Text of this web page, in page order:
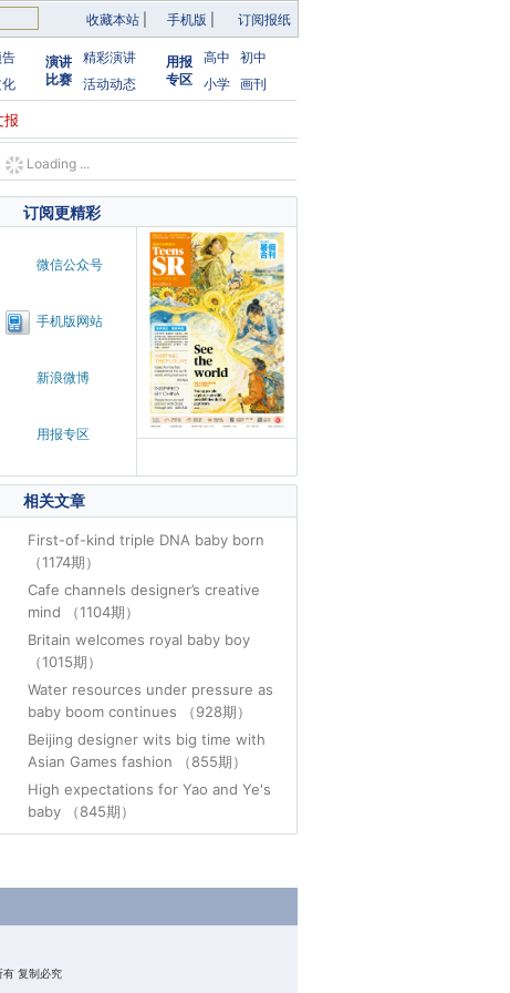
收藏本站 手机版 订阅报纸
演讲
比赛
精彩演讲
活动动态
用报
专区
高中
初中
小学 画刊
报
Loading ...
订阅更精彩
微信公众号
手机版网站
新浪微博
用报专区
相关文章
First-of-kind triple DNA baby born
（1174期）
Cafe channels designer’s creative
mind （1104期）
Britain welcomes royal baby boy
（1015期）
Water resources under pressure as
baby boom continues （928期）
Beijing designer wits big time with
Asian Games fashion （855期）
High expectations for Yao and Ye's
baby （845期）
复制必究